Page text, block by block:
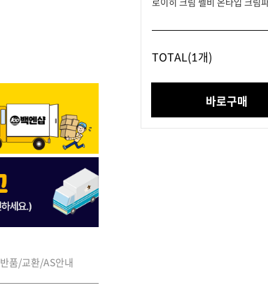
반품/교환/AS안내
TOTAL(1개)
바로구매